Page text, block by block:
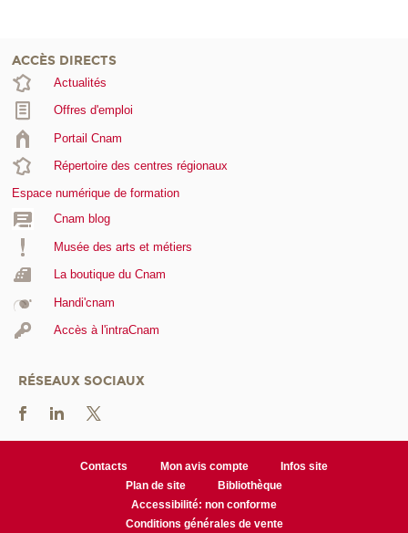
ACCÈS DIRECTS
Actualités
Offres d'emploi
Portail Cnam
Répertoire des centres régionaux
Espace numérique de formation
Cnam blog
Musée des arts et métiers
La boutique du Cnam
Handi'cnam
Accès à l'intraCnam
RÉSEAUX SOCIAUX
Contacts Mon avis compte
Infos site
Plan de site
Bibliothèque
Accessibilité: non conforme
Conditions générales de vente